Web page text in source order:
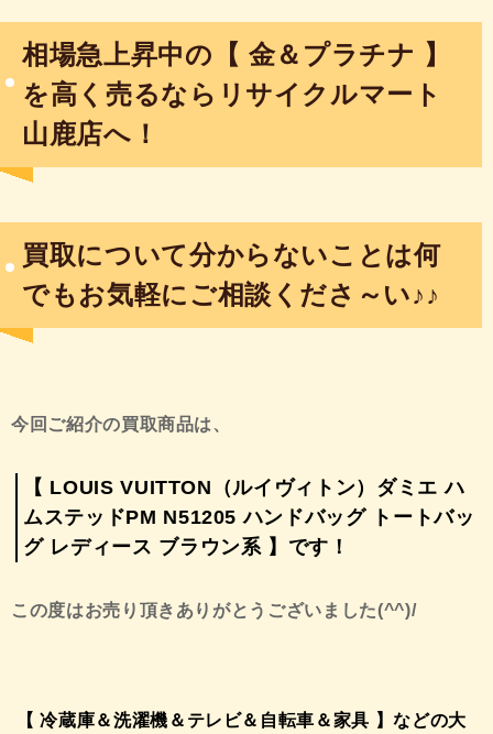
相場急上昇中の【 金＆プラチナ 】
を高く売るならリサイクルマート
山鹿店へ！
買取について分からないことは何
でもお気軽にご相談くださ～い♪♪
今回ご紹介の買取商品は、
【 LOUIS VUITTON（ルイヴィトン）ダミエ ハ
ムステッドPM N51205 ハンドバッグ トートバッ
グ レディース ブラウン系 】 です！
この度はお売り頂きありがとうございました(^^)/
【 冷蔵庫＆洗濯機＆テレビ＆自転車＆家具 】などの大